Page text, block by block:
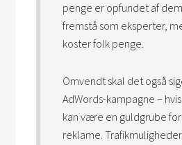
penge er opfundet af
fremstå som eksperter,
koster folk penge.
Omvendt skal det også
AdWords-kampagne –
kan være en guldgrube
reklame.